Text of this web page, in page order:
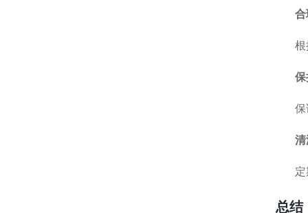
合
根
保
保
清
总结